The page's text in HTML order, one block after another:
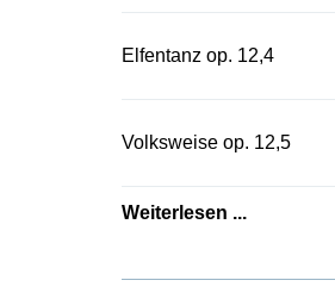
Elfentanz op. 12,4
Volksweise op. 12,5
Weiterlesen ...